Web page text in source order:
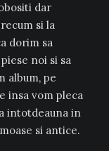
dar
si la
dorim sa
noi si sa
album, pe
insa vom pleca
intotdeauna in
si antice.